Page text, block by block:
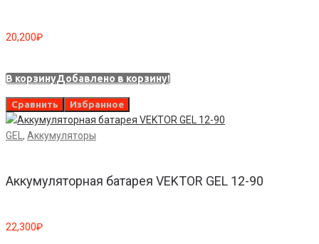
20,200₽
В корзинуДобавлено в корзину!
Сравнить Избранное
GEL, Аккумуляторы
Аккумуляторная батарея VEKTOR GEL 12-90
22,300₽